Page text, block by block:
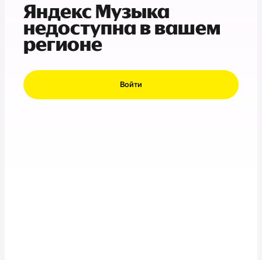
Яндекс Музыка
недоступна в вашем
регионе
Войти